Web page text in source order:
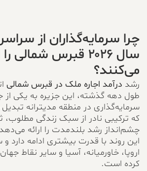
چرا سرمایه‌گذاران از
سال ۲۰۲۶ قبرس شمالی
می‌کنند؟
رشد درآمد اجاره ملک در قبرس شمالی
طول دهه گذشته، این جزیره به یکی
سرمایه‌گذاری در منطقه مدیترانه
که ترکیبی نادر از سبک زندگی مطلوب،
این روند با قدرت بیشتری ادامه دارد و
اروپا، خاورمیانه، آسیا و سایر نقاط
کرده است.